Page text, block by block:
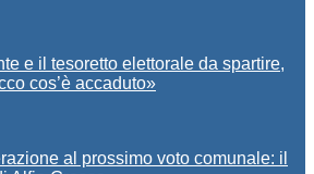
e il tesoretto elettorale da spartire,
cos’è accaduto»
al prossimo voto comunale: il